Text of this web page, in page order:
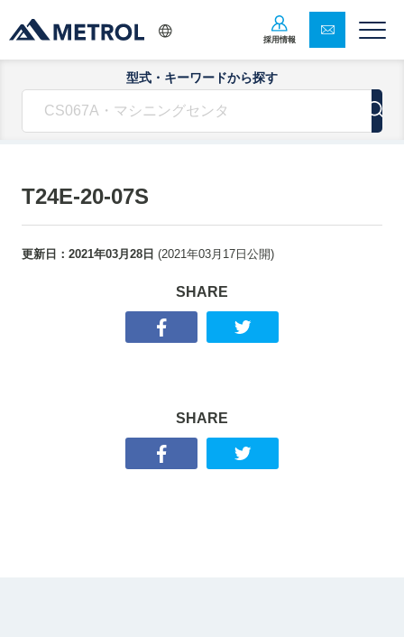
採用情報
型式・キーワードから探す
T24E-20-07S
更新日： 2021年03月28日 (2021年03月17日 公開)
SHARE
SHARE